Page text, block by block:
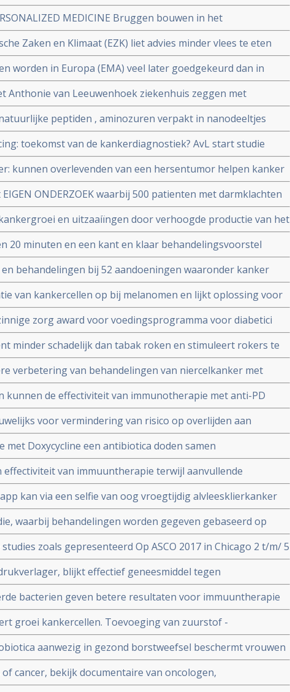
MEDICINE Bruggen bouwen in het
jubileumcongres om het 40-jarig bestaan van de
jarig bestaan van de Hahnemann Apotheek op 2 en 3
Zaken en Klimaat (EZK) liet advies minder vlees te eten
zo ontdekte Stichting Wakker Dier
worden in Europa (EMA) veel later goedgekeurd dan in
levensjaren.
Anthonie van Leeuwenhoek ziekenhuis zeggen met
two-punch ) van reeds bestaande medicijnen de sleutel
van kanker te hebben gevonden
peptiden , aminozuren verpakt in nanodeeltjes
uitzaaiingen bij melanomen en blijkt als immuuntherapie
toekomst van de kankerdiagnostiek? AvL start studie
kunnen overlevenden van een hersentumor helpen kanker
overwonnen hun hersentumor - GBM - en 2 ervan zijn al
met eigen cocktail van bewezen niet-toxische middelen.
ONDERZOEK waarbij 500 patienten met darmklachten
zelf hun ervaringen met probiotica en beweging enz.
en uitzaaiïngen door verhoogde productie van het
rol speelt bij wondheeling
20 minuten en een kant en klaar behandelingsvoorstel
met nieuw apparaat gebaseerd op nanotechnologie.
en behandelingen bij 52 aandoeningen waaronder kanker
vermeld worden in persoonlijke medische dossiers
van kankercellen op bij melanomen en lijkt oplossing voor
Bernards van het NKI. Vorinostat blijkt ook bij recidief van
myeloma met 94 procent bijzonder effectief
zorg award voor voedingsprogramma voor diabetici
minder schadelijk dan tabak roken en stimuleert rokers te
er juist door gestimuleerd te worden te beginnen met
verbetering van behandelingen van niercelkanker met
aanbevelingen in een rapport aan Minister Bruins.
kunnen de effectiviteit van immunotherapie met anti-PD
behandeling van melanomen
voor vermindering van risico op overlijden aan
maar wel voor veel meer onnodige behandelingen door
met Doxycycline een antibiotica doden samen
nieuwe behandelingsoptie nagenoeg zonder bijwerkingen
van immuuntherapie terwijl aanvullende
sterk verbeteren van immuuntherapie met anti-PD
kan via een selfie van oog vroegtijdig alvleesklierkanker
leveraandoeningen ontdekken.
waarbij behandelingen worden gegeven gebaseerd op
geeft hoopvolle resultaten voor uitbehandelde
zoals gepresenteerd Op ASCO 2017 in Chicago 2 t/m/ 5
blijkt effectief geneesmiddel tegen
als weesgeneesmedicijn voor onderzoek door
bacterien geven betere resultaten voor immuuntherapie
gevarieerde darmflora.
groei kankercellen. Toevoeging van zuurstof -
van tumorcellen remmen of zelfs tegengaan
aanwezig in gezond borstweefsel beschermt vrouwen
kleinschalige studie
cancer, bekijk documentaire van oncologen,
over natuurlijke geneeswijzen bij kanker